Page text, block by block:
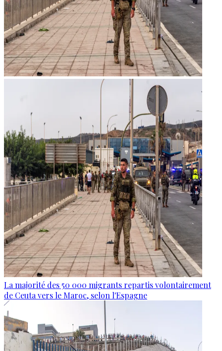
La majorité des 50 000 migrants repartis volontairement
de Ceuta vers le Maroc, selon l'Espagne